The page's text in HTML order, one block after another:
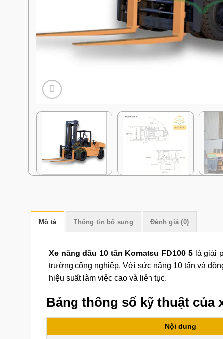
Mô tả Thông tin bổ sung Đánh giá (0)
Xe nâng dầu 10 tấn Komatsu FD100-5 là giải
trường công nghiệp. Với sức nâng 10 tấn và
hiệu suất làm việc cao và liên tục.
Bảng thông số kỹ thuật của
Nội dung